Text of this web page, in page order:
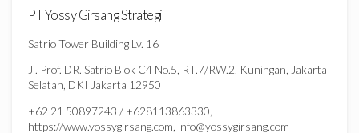
PT Yossy Girsang Strategi
Satrio Tower Building Lv. 16
Jl. Prof. DR. Satrio Blok C4 No.5, RT.7/RW.2, Kuningan, Jakarta
Selatan, DKI Jakarta 12950
+62 21 50897243 / +628113863330,
https://www.yossygirsang.com, info@yossygirsang.com